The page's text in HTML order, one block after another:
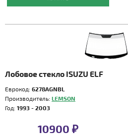
Лобовое стекло ISUZU ELF
Еврокод: 6278AGNBL
Производитель: LEMSON
Год: 1993 - 2003
10900 ₽